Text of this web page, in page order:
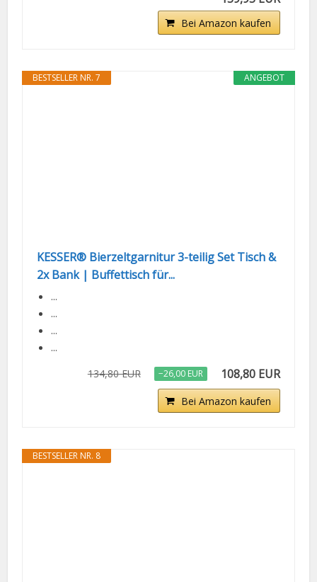
Bei Amazon kaufen
ANGEBOT
BESTSELLER NR. 7
KESSER® Bierzeltgarnitur 3-teilig Set Tisch &
2x Bank | Buffettisch für...
...
...
...
...
134,80 EUR −26,00 EUR 108,80 EUR
Bei Amazon kaufen
BESTSELLER NR. 8